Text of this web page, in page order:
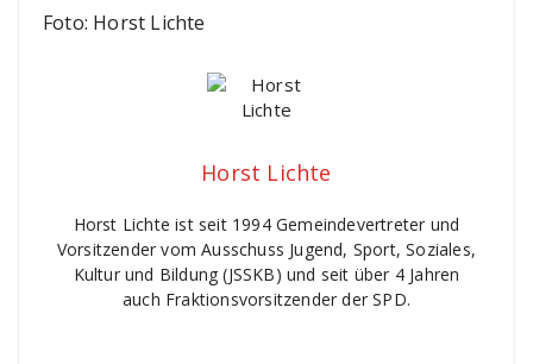
Foto: Horst Lichte
Horst Lichte
Horst Lichte ist seit 1994 Gemeindevertreter und
Vorsitzender vom Ausschuss Jugend, Sport, Soziales,
Kultur und Bildung (JSSKB) und seit über 4 Jahren
auch Fraktionsvorsitzender der SPD.